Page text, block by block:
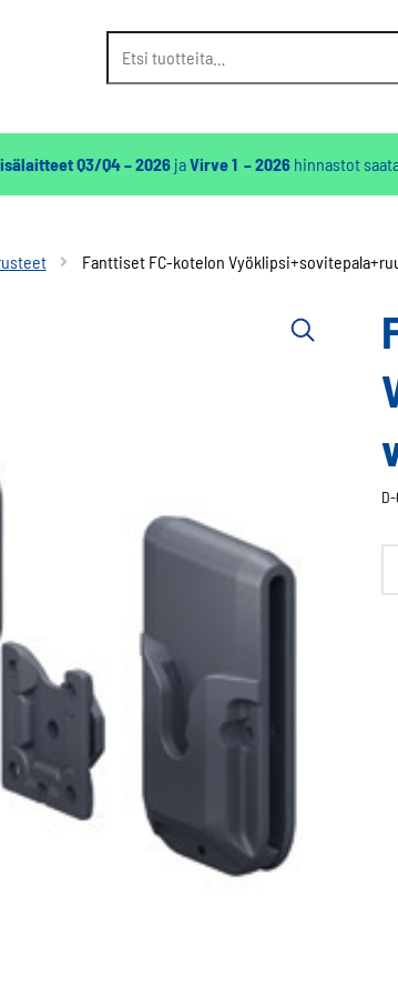
Q3/Q4 – 2026jaVirve 1 – 2026hinnastot
Fanttiset FC-kotelon